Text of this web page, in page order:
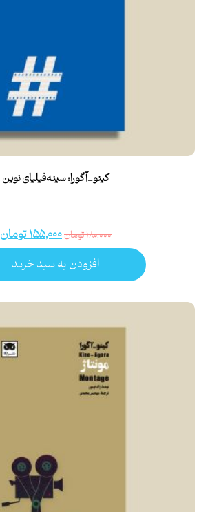
کینو_آگورا: سینه‌فیلیای نوین
۱۸۰,۰۰۰تومان۱۵۵,۰۰۰تومان
افزودن به سبد خرید